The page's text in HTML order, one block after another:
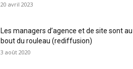
20 avril 2023
Les managers d’agence et de site sont au
bout du rouleau (rediffusion)
3 août 2020